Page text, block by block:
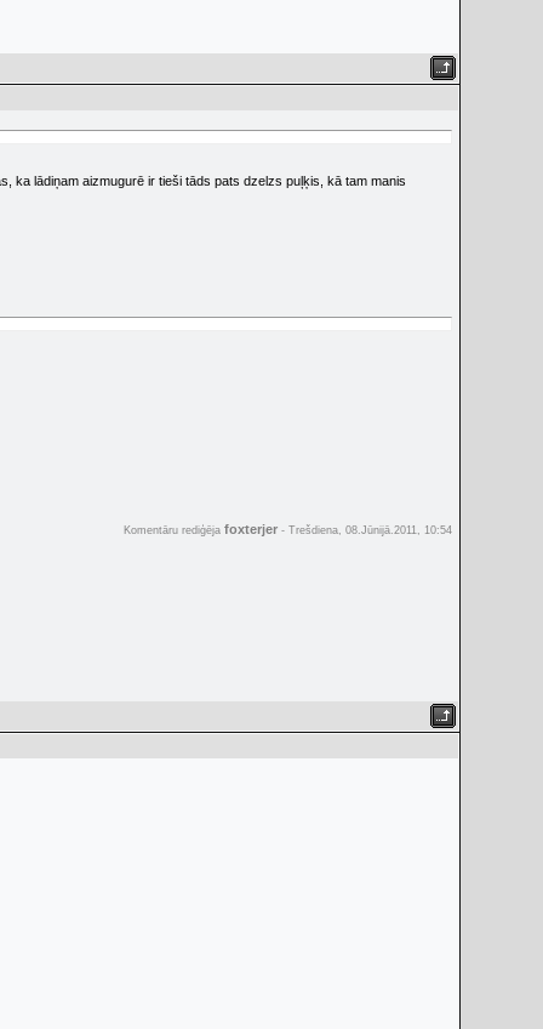
ka lādiņam aizmugurē ir tieši tāds pats dzelzs puļķis, kā tam manis
Komentāru rediģēja foxterjer - Trešdiena, 08.Jūnijā.2011, 10:54